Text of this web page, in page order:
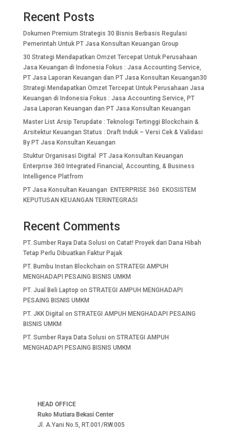
Recent Posts
Dokumen Premium Strategis 30 Bisnis Berbasis Regulasi
Pemerintah Untuk PT Jasa Konsultan Keuangan Group
30 Strategi Mendapatkan Omzet Tercepat Untuk Perusahaan
Jasa Keuangan di Indonesia Fokus : Jasa Accounting Service,
PT Jasa Laporan Keuangan dan PT Jasa Konsultan Keuangan30
Strategi Mendapatkan Omzet Tercepat Untuk Perusahaan Jasa
Keuangan di Indonesia Fokus : Jasa Accounting Service, PT
Jasa Laporan Keuangan dan PT Jasa Konsultan Keuangan
Master List Arsip Terupdate : Teknologi Tertinggi Blockchain &
Arsitektur Keuangan Status : Draft Induk – Versi Cek & Validasi
By PT Jasa Konsultan Keuangan
Stuktur Organisasi Digital PT Jasa Konsultan Keuangan
Enterprise 360 Integrated Financial, Accounting, & Business
Intelligence Platfrom
PT Jasa Konsultan Keuangan ENTERPRISE 360 EKOSISTEM
KEPUTUSAN KEUANGAN TERINTEGRASI
Recent Comments
PT. Sumber Raya Data Solusi on Catat! Proyek dari Dana Hibah
Tetap Perlu Dibuatkan Faktur Pajak
PT. Bumbu Instan Blockchain on STRATEGI AMPUH
MENGHADAPI PESAING BISNIS UMKM
PT. Jual Beli Laptop on STRATEGI AMPUH MENGHADAPI
PESAING BISNIS UMKM
PT. JKK Digital on STRATEGI AMPUH MENGHADAPI PESAING
BISNIS UMKM
PT. Sumber Raya Data Solusi on STRATEGI AMPUH
MENGHADAPI PESAING BISNIS UMKM
HEAD OFFICE
Ruko Mutiara Bekasi Center
Jl. A.Yani No.5, RT.001/RW.005